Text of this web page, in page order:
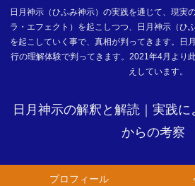
日月神示（ひふみ神示）の実践を通じて、現実
ラ・エフェクト）を起こしつつ、日月神示（ひ
を起こしていく事で、真相が判ってきます。日
行の理解体験で判ってきます。2021年4月より
えしています。
日月神示の解釈と解読｜実践に
からの考察
プロフィール